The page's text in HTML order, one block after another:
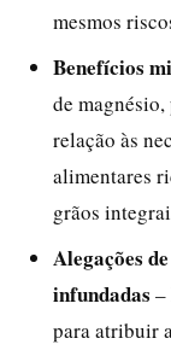
mesmos
Benefícios
de
relação às
alimentares
grãos
Alegações
infundadas –
para atribuir